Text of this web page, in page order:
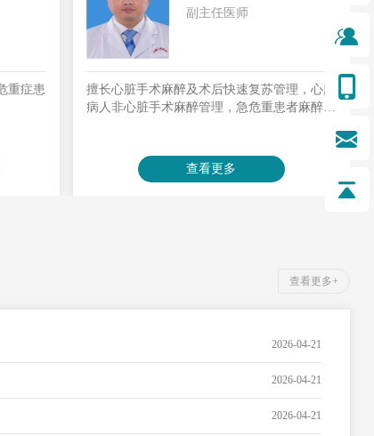
，心脏
醉及
眠治
副主任医师
擅长神经外科，心胸外科，产科，骨科等多学
科及疑难杂症手术麻醉处理。
查看更多
查看更多+
2026-04-21
2026-04-21
2026-04-21